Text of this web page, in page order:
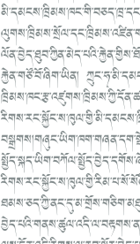
མི་
ལུགས་ཁྲིམས་
ལོན་བྱེད་ཐུབ་ཀྱིན་མེད་པའི་རྐྱེན་གྱིས་ཐོ
རྐྱེན་གཙོ་བོ་ཞིག་ཡིན།
ཁྲིམས་ཁང་རྩ་
རིགས་རང་སྐྱོ
བསྒྲགས།གཞུང་ཡིག་ཁག་གཞན་དག་
སྤྱོད་སྐད་ཡིག་བཀོལ་སྤྱོད་
རིགས་རང་སྐྱོང་ས་ཁུལ་གྱི་རི
ཐམས་ཅད་ཀྱི་ནང་དུ་མ་
བྱེད་པའི་